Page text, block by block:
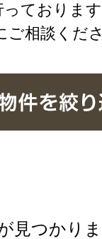
ておりま
ご相談くだ
見つかり